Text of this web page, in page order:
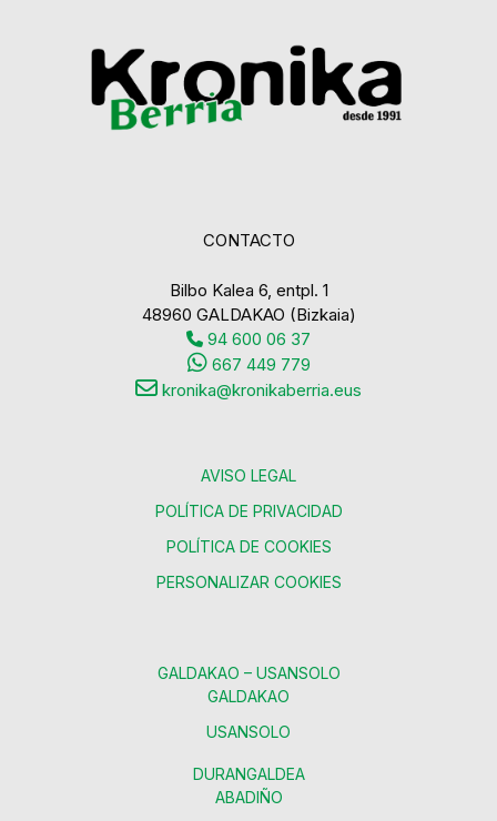
CONTACTO
Bilbo Kalea 6, entpl. 1
48960 GALDAKAO (Bizkaia)
94 600 06 37
667 449 779
kronika@kronikaberria.eus
AVISO LEGAL
POLÍTICA DE PRIVACIDAD
POLÍTICA DE COOKIES
PERSONALIZAR COOKIES
GALDAKAO – USANSOLO
GALDAKAO
USANSOLO
DURANGALDEA
ABADIÑO